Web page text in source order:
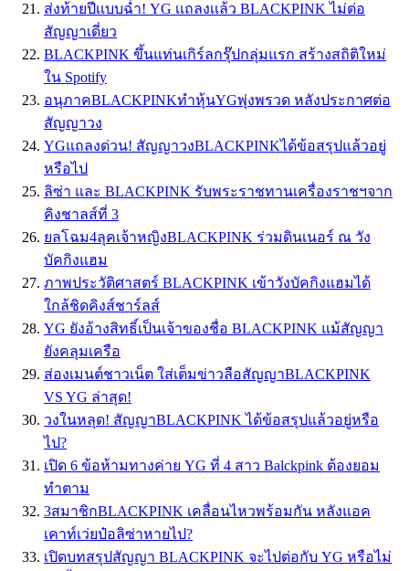
ส่งท้ายปีเเบบฉ่ำ! YG เเถลงเเล้ว BLACKPINK ไม่ต่อ
สัญญาเดี่ยว
BLACKPINK ขึ้นแท่นเกิร์ลกรุ๊ปกลุ่มแรก สร้างสถิติใหม่
ใน Spotify
อนุภาคBLACKPINKทำหุ้นYGพุ่งพรวด หลังประกาศต่อ
สัญญาวง
YGแถลงด่วน! สัญญาวงBLACKPINKได้ข้อสรุปแล้วอยู่
หรือไป
ลิซ่า และ BLACKPINK รับพระราชทานเครื่องราชฯจาก
คิงชาลส์ที่ 3
ยลโฉม4ลุคเจ้าหญิงBLACKPINK ร่วมดินเนอร์ ณ วัง
บัคกิงแฮม
ภาพประวัติศาสตร์ BLACKPINK เข้าวังบัคกิงแฮมได้
ใกล้ชิดคิงส์ชาร์ลส์
YG ยังอ้างสิทธิ์เป็นเจ้าของชื่อ BLACKPINK แม้สัญญา
ยังคลุมเครือ
ส่องเมนต์ชาวเน็ต ใส่เต็มข่าวลือสัญญาBLACKPINK
VS YG ล่าสุด!
วงในหลุด! สัญญาBLACKPINK ได้ข้อสรุปแล้วอยู่หรือ
ไป?
เปิด 6 ข้อห้ามทางค่าย YG ที่ 4 สาว Balckpink ต้องยอม
ทำตาม
3สมาชิกBLACKPINK เคลื่อนไหวพร้อมกัน หลังแอค
เคาท์เว่ยป๋อลิซ่าหายไป?
เปิดบทสรุปสัญญา BLACKPINK จะไปต่อกับ YG หรือไม่